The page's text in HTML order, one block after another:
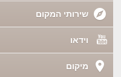
שירותי המקום
וידאו
מיקום